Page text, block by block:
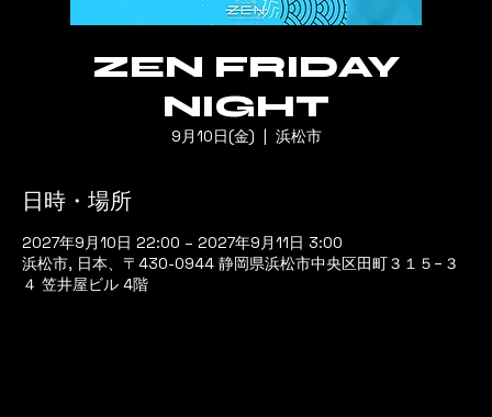
ZEN FRIDAY
NIGHT
9月10日(金)
  |
浜松市
日時・場所
2027年9月10日 22:00 – 2027年9月11日 3:00
浜松市, 日本、〒430-0944 静岡県浜松市中央区田町３１５−３
４ 笠井屋ビル 4階